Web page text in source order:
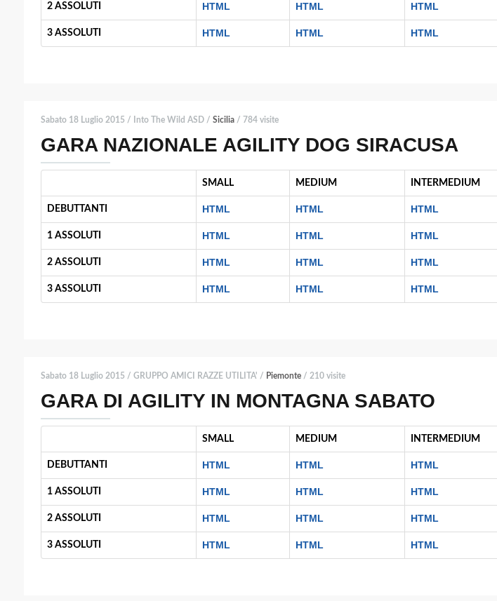
2 ASSOLUTI HTML HTML HTML
3 ASSOLUTI HTML HTML HTML
Sabato 18 Luglio 2015 / Into The Wild ASD / Sicilia/ 784 visite
GARA NAZIONALE AGILITY DOG SIRACUSA
SMALL MEDIUM INTERMEDIUM
DEBUTTANTI HTML HTML HTML
1 ASSOLUTI HTML HTML HTML
2 ASSOLUTI HTML HTML HTML
3 ASSOLUTI HTML HTML HTML
Sabato 18 Luglio 2015 / GRUPPO AMICI RAZZE UTILITA' / Piemonte/ 210 visite
GARA DI AGILITY IN MONTAGNA SABATO
SMALL MEDIUM INTERMEDIUM
DEBUTTANTI HTML HTML HTML
1 ASSOLUTI HTML HTML HTML
2 ASSOLUTI HTML HTML HTML
3 ASSOLUTI HTML HTML HTML